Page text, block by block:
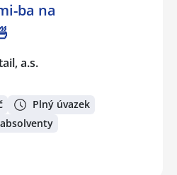
ba na
a.s.
Plný úvazek